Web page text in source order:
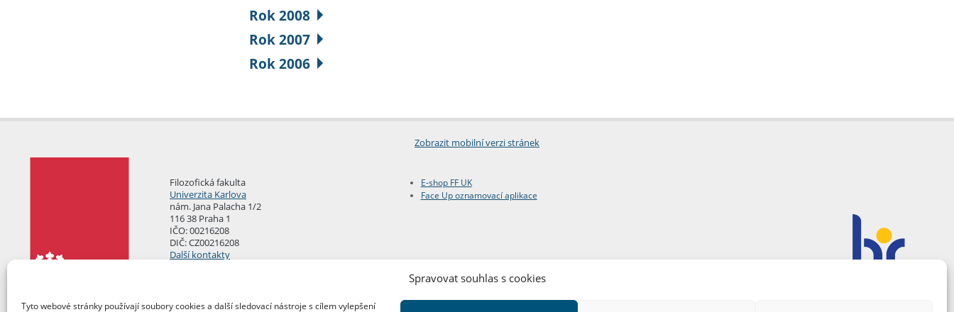
Spravovat souhlas s cookies
Tyto webové stránky používají soubory cookies a další sledovací nástroje s cílem vylepšení
Rok 2008
Rok 2007
Rok 2006
Zobrazit mobilní verzi stránek
Filozofická fakulta
Univerzita Karlova
nám. Jana Palacha 1/2
116 38 Praha 1
IČO: 00216208
DIČ: CZ00216208
Další kontakty
E-shop FF UK
Face Up oznamovací aplikace